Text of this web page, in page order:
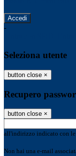
-
Seleziona utente
button close ×
Recupero
button close ×
all'indirizzo indicato con le
Non hai una e-mail